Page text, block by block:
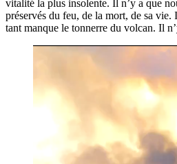
vitalité la plus insolente. Il n’y a que
préservés du feu, de la mort, de sa vie.
tant manque le tonnerre du volcan. Il